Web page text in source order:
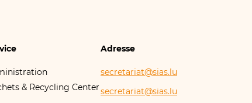
Adresse
secretariat@​sias.​lu
& Recycling Centersecretariat@​sias.​lu